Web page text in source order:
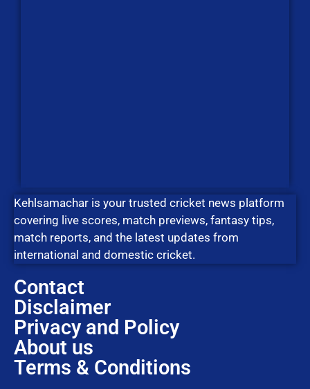
Kehlsamachar is your trusted cricket news platform
covering live scores, match previews, fantasy tips,
match reports, and the latest updates from
international and domestic cricket.
Contact
Disclaimer
Privacy and Policy
About us
Terms & Conditions